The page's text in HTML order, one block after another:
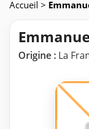
Accueil >
Origine : La